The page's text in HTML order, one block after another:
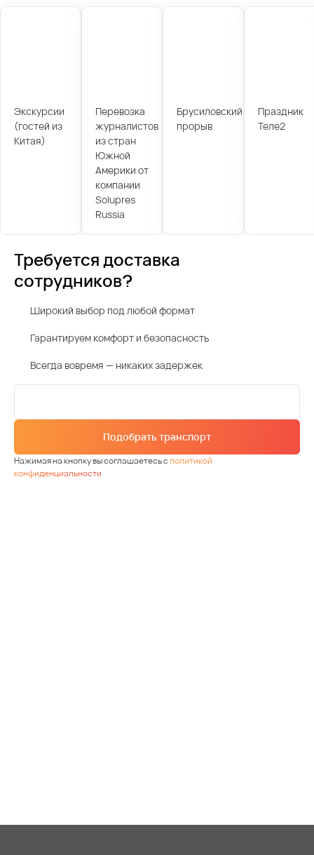
Экскурсии
(гостей из
Китая)
Перевозка
журналистов
из стран
Южной
Америки от
компании
Solupres
Russia
Брусиловский
прорыв
Праздник
Теле2
Требуется доставка
сотрудников?
Широкий выбор под любой формат
Гарантируем комфорт и безопасность
Всегда вовремя — никаких задержек
Подобрать транспорт
Нажимая на кнопку вы соглашаетесь сполитикой
конфиденциальности